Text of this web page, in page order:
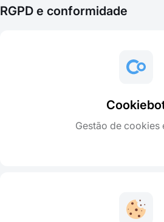
RGPD e conformidade
Gestão de cookies